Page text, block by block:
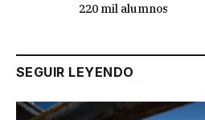
220 mil alumnos
SEGUIR LEYENDO